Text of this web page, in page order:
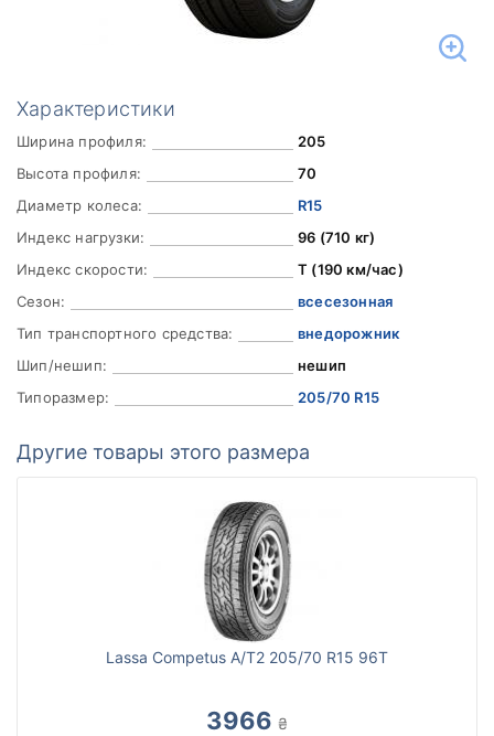
Характеристики
Ширина профиля:
205
Высота профиля:
70
Диаметр колеса:
R15
Индекс нагрузки:
96 (710 кг)
Индекс скорости:
T (190 км/час)
Сезон:
всесезонная
Тип транспортного средства:
внедорожник
Шип/нешип:
нешип
Типоразмер:
205/70 R15
Другие товары этого размера
Lassa Competus A/T2 205/70 R15 96T
3966 ₴